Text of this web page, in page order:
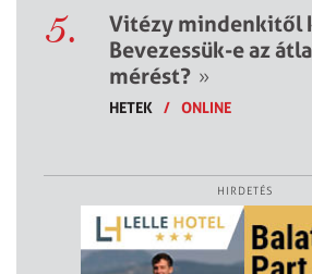
5.
Vitézy mindenkitől
Bevezessük-e az
mérést? »
HETEK / ONLINE
HIRDETÉS